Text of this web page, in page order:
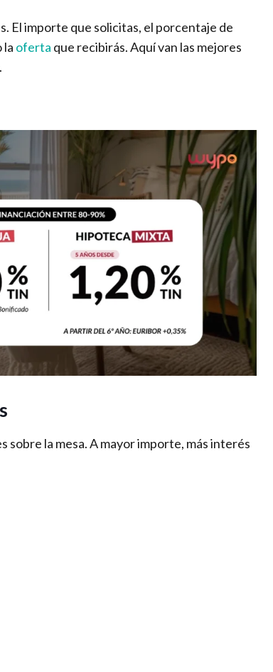
El importe que solicitas, el porcentaje de
la oferta que recibirás. Aquí van las mejores
sobre la mesa. A mayor importe, más interés